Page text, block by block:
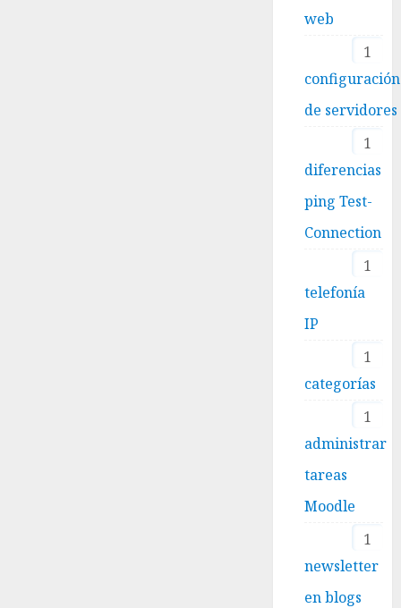
web
1
configuración
de servidores
1
diferencias
ping Test-
Connection
1
telefonía
IP
1
categorías
1
administrar
tareas
Moodle
1
newsletter
en blogs